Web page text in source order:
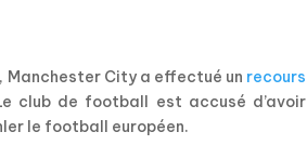
Manchester City a effectué un recours
club de football est accusé d’avoir
le football européen.